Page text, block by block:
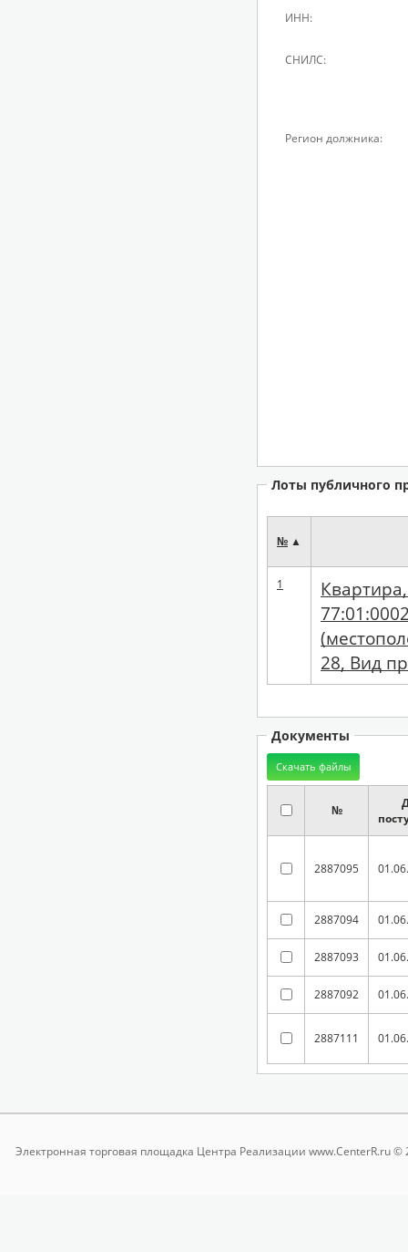
ИНН:
СНИЛС:
Регион должника:
Лоты публичного
№ ▲
1
28, Вид
Документы
№
2887095
2887094
2887093
2887092
2887111
Электронная торговая площадка Центра Реализации www.CenterR.ru ©